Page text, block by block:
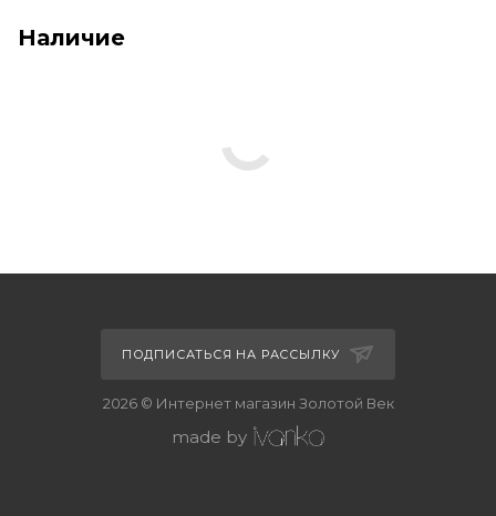
Наличие
ПОДПИСАТЬСЯ НА РАССЫЛКУ
2026 © Интернет магазин Золотой Век
made by